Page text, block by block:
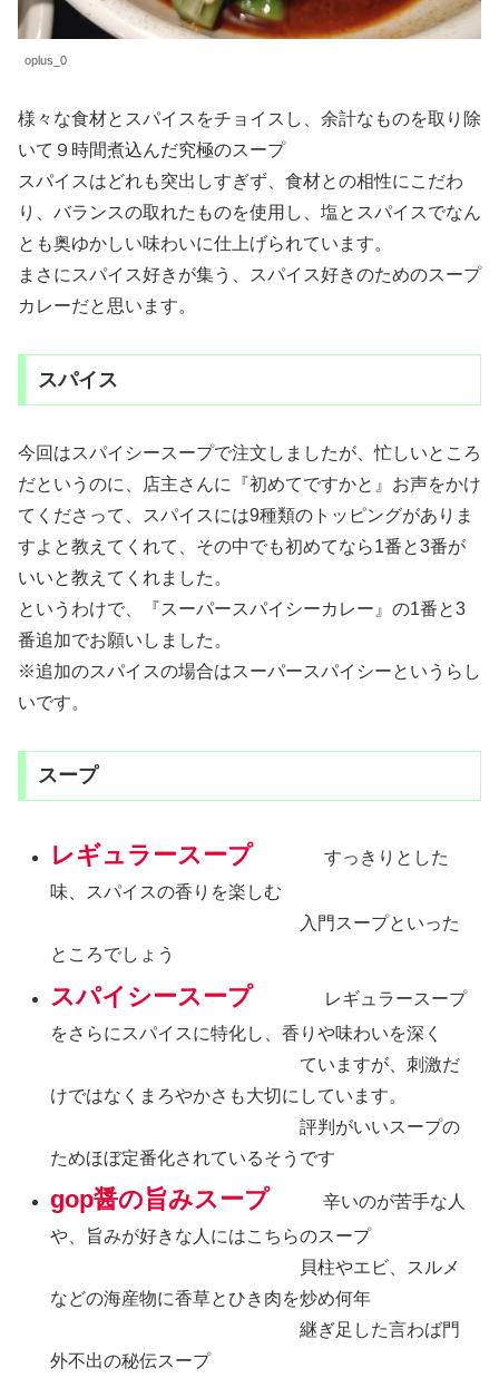
oplus_0
様々な食材とスパイスをチョイスし、余計なものを取り除
いて９時間煮込んだ究極のスープ
スパイスはどれも突出しすぎず、食材との相性にこだわ
り、バランスの取れたものを使用し、塩とスパイスでなん
とも奥ゆかしい味わいに仕上げられています。
まさにスパイス好きが集う、スパイス好きのためのスープ
カレーだと思います。
スパイス
今回はスパイシースープで注文しましたが、忙しいところ
だというのに、店主さんに『初めてですかと』お声をかけ
てくださって、スパイスには9種類のトッピングがありま
すよと教えてくれて、その中でも初めてなら1番と3番が
いいと教えてくれました。
というわけで、『スーパースパイシーカレー』の1番と3
番追加でお願いしました。
※追加のスパイスの場合はスーパースパイシーというらし
いです。
スープ
レギュラースープ
すっきりとした
味、スパイスの香りを楽しむ
入門スープといった
ところでしょう
スパイシースープ レギュラースープ
をさらにスパイスに特化し、香りや味わいを深く
ていますが、刺激だ
けではなくまろやかさも大切にしています。
評判がいいスープの
ためほぼ定番化されているそうです
gop醤の旨みスープ
辛いのが苦手な人
や、旨みが好きな人にはこちらのスープ
貝柱やエビ、スルメ
などの海産物に香草とひき肉を炒め何年
継ぎ足した言わば門
外不出の秘伝スープ